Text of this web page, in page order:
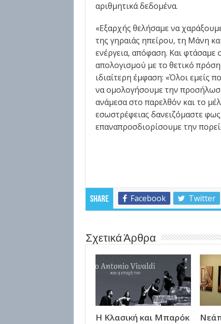
αριθμητικά δεδομένα.
«Εξαρχής θελήσαμε να
της γηραιάς ηπείρου, τη Μάνη
ενέργεια, απόφαση. Και
απολογισμού με το θετικό
ιδιαίτερη έμφαση: «Όλοι εμείς
να ομολογήσουμε την
ανάμεσα στο παρελθόν και το
εσωστρέφειας δανειζόμαστε
επαναπροσδιορίσουμε την
Share Facebook Twitter
Σχετικά Άρθρα
Η Κλασική και Μπαρόκ